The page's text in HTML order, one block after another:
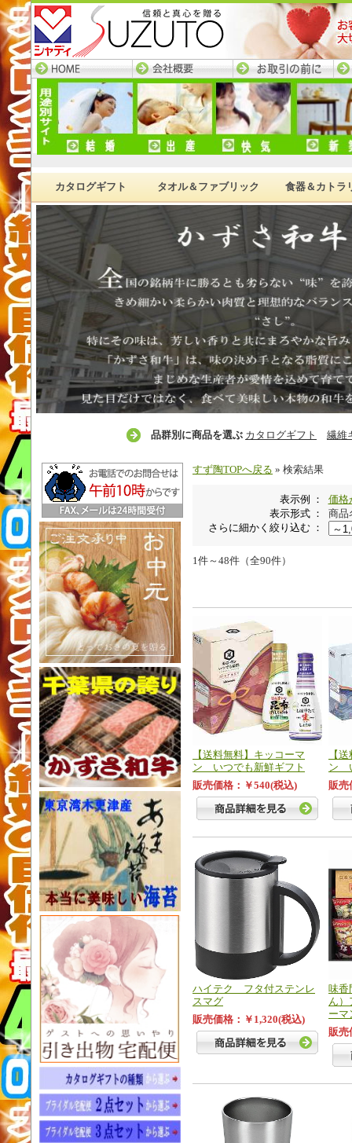
HOME─すず陶トップ
ページ
会社概要 お取引の前に ネ
カタログギフト タオル＆ファブリック 食器＆カトラ
品群別に商品を選ぶ カタログギフト 繊維
すず陶TOPへ戻る » 検索結果
表示例 ：
価格
表示形式 ：
商品
さらに細かく絞り込む ：
1件～48件（全90件）
【送料無料】キッコーマ
ン いつでも新鮮ギフト
販売価格：￥540(税込)
【
ン
販売
ハイテク フタ付ステンレ
スマグ
販売価格：￥1,320(税込)
味香
ん
ーマ
販売